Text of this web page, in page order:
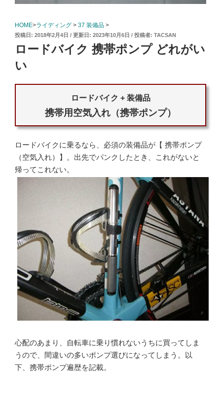
HOME>ライディング > 37 装備品 >
投
日:
2018年2月4日 2023年10月6日 投稿者: TACSAN
ロードバイク 携帯ポンプ どれがい
い
ロードバイク + 装備品
携帯用空気入れ（携帯ポンプ）
ロードバイクに乗るなら、必須の装備品が【 携帯ポンプ
（空気入れ）】。出先でパンクしたとき、これがないと
帰ってこれない。
心配のあまり、自転車に乗り慣れないうちに買ってしま
うので、間違いの多いポンプ選びになってしまう。以
下、携帯ポンプ遍歴を記載。